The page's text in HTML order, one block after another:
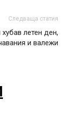
Следваща статия
летен ден,
и валежи